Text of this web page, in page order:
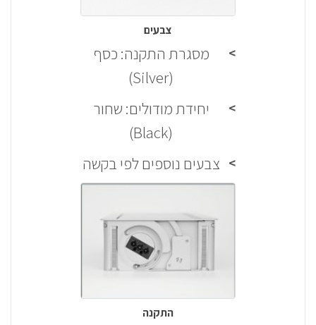
צבעים
מסגרת התקנה: כסף
(Silver)
יחידת מודולים: שחור
(Black)
צבעים נוספים לפי בקשה
התקנה